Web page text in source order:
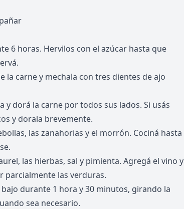
6 horas. Hervilos con el azúcar hasta que
la carne y mechala con tres dientes de ajo
y dorá la carne por todos sus lados. Si usás
y dorala brevemente.
las zanahorias y el morrón. Cociná hasta
las hierbas, sal y pimienta. Agregá el vino y
parcialmente las verduras.
durante 1 hora y 30 minutos, girando la
sea necesario.